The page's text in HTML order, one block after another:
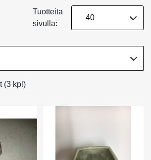
(3 kpl)
Tuotteita
sivulla: